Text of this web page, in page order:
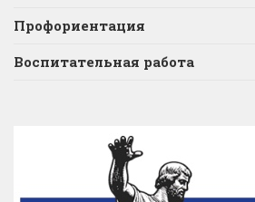
Профориентация
Воспитательная работа